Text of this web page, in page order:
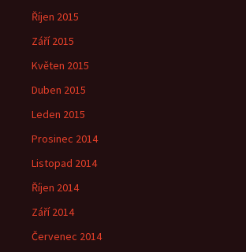
Říjen 2015
Září 2015
Květen 2015
Duben 2015
Leden 2015
Prosinec 2014
Listopad 2014
Říjen 2014
Září 2014
Červenec 2014